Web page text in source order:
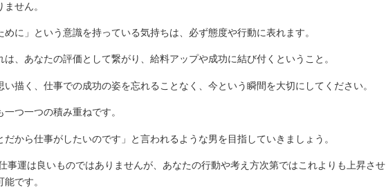
ません。
めに」という意識を持っている気持ちは、必ず態度や行動に表れます。
は、あなたの評価として繋がり、給料アップや成功に結び付くということ。
い描く、仕事での成功の姿を忘れることなく、今という瞬間を大切にしてください。
一つ一つの積み重ねです。
だから仕事がしたいのです」と言われるような男を目指していきましょう。
事運は良いものではありませんが、あなたの行動や考え方次第ではこれよりも上昇させ
能です。